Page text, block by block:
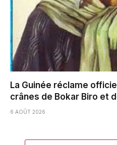
La Guinée réclame
crânes de Bokar Biro et
6 AOÛT 2026